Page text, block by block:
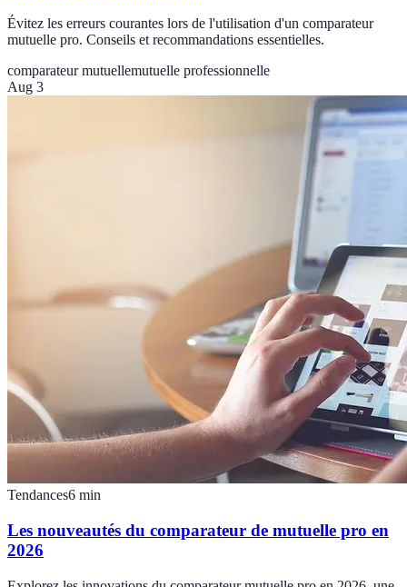
Évitez les erreurs courantes lors de l'utilisation d'un comparateur
mutuelle pro. Conseils et recommandations essentielles.
comparateur mutuellemutuelle professionnelle
Aug 3
Tendances6 min
Les nouveautés du comparateur de mutuelle pro en
2026